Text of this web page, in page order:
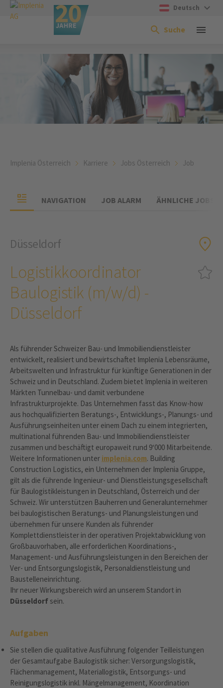
Deutsch
Suche
Implenia Österreich Karriere Jobs Österreich Job
NAVIGATION JOB ALARM ÄHNLICHE JOBS
Düsseldorf
Logistikkoordinator
Baulogistik (m/w/d) -
Düsseldorf
Als führender Schweizer Bau- und Immobiliendienstleister
entwickelt, realisiert und bewirtschaftet Implenia Lebensräume,
Arbeitswelten und Infrastruktur für künftige Generationen in der
Schweiz und in Deutschland. Zudem bietet Implenia in weiteren
Märkten Tunnelbau- und damit verbundene
Infrastrukturprojekte. Das Unternehmen fasst das Know-how
aus hochqualifizierten Beratungs-, Entwicklungs-, Planungs- und
Ausführungseinheiten unter einem Dach zu einem integrierten,
multinational führenden Bau- und Immobiliendienstleister
zusammen und beschäftigt europaweit rund 9‘000 Mitarbeitende.
Weitere Informationen unter implenia.com. Building
Construction Logistics, ein Unternehmen der Implenia Gruppe,
gilt als die führende Ingenieur- und Dienstleistungsgesellschaft
für Baulogistikleistungen in Deutschland, Österreich und der
Schweiz. Wir unterstützen Bauherren und Generalunternehmer
bei baulogistischen Beratungs- und Planungsleistungen und
übernehmen für unsere Kunden als führender
Komplettdienstleister in der operativen Projektabwicklung von
Großbauvorhaben, alle erforderlichen Koordinations-,
Management- und Ausführungsleistungen in den Bereichen der
Ver- und Entsorgungslogistik, Personaldienstleistung und
Baustelleneinrichtung.
Ihr neuer Wirkungsbereich wird an unserem Standort in
Düsseldorf sein.
Aufgaben
Sie stellen die qualitative Ausführung folgender Teilleistungen
der Gesamtaufgabe Baulogistik sicher: Versorgungslogistik,
Flächenmanagement, Materiallogistik, Entsorgungs- und
Reinigungslogistik inkl. Mängelmanagement, Koordination